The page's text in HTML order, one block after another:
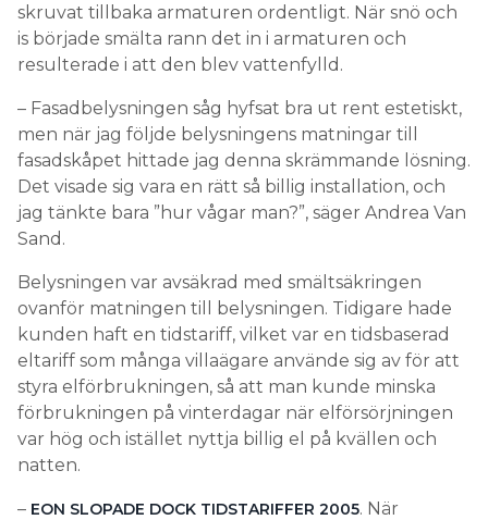
skruvat tillbaka armaturen ordentligt. När snö och
is började smälta rann det in i armaturen och
resulterade i att den blev vattenfylld.
– Fasadbelysningen såg hyfsat bra ut rent estetiskt,
men när jag följde belysningens matningar till
fasadskåpet hittade jag denna skrämmande lösning.
Det visade sig vara en rätt så billig installation, och
jag tänkte bara ”hur vågar man?”, säger Andrea Van
Sand.
Belysningen var avsäkrad med smältsäkringen
ovanför matningen till belysningen. Tidigare hade
kunden haft en tidstariff, vilket var en tidsbaserad
eltariff som många villaägare använde sig av för att
styra elförbrukningen, så att man kunde minska
förbrukningen på vinterdagar när elförsörjningen
var hög och istället nyttja billig el på kvällen och
natten.
– EON SLOPADE DOCK TIDSTARIFFER 2005. När